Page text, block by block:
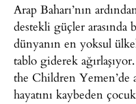
Arap Baharı’nın
destekli güçler arasında
dünyanın en yoksul
tablo giderek
the Children Yemen’de
hayatını kaybeden